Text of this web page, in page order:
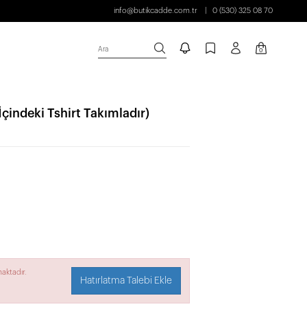
info@butikcadde.com.tr 0 (530) 325 08 70
Ara 0
Tshirt Takımladır)
Hatırlatma Talebi Ekle